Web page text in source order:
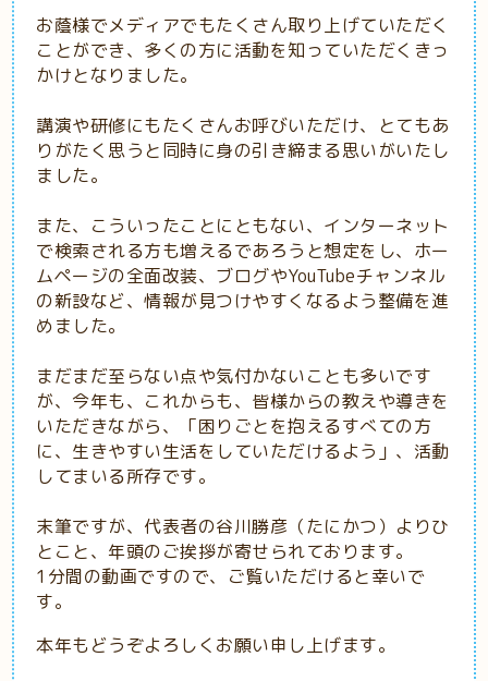
お蔭様でメディアでもたくさん取り上げていただく
ことができ、多くの方に活動を知っていただくきっ
かけとなりました。
講演や研修にもたくさんお呼びいただけ、とてもあ
りがたく思うと同時に身の引き締まる思いがいたし
ました。
また、こういったことにともない、インターネット
で検索される方も増えるであろうと想定をし、ホー
ムページの全面改装、ブログやYouTubeチャンネル
の新設など、情報が見つけやすくなるよう整備を進
めました。
まだまだ至らない点や気付かないことも多いです
が、今年も、これからも、皆様からの教えや導きを
いただきながら、「困りごとを抱えるすべての方
に、生きやすい生活をしていただけるよう」、活動
してまいる所存です。
末筆ですが、代表者の谷川勝彦（たにかつ）よりひ
とこと、年頭のご挨拶が寄せられております。
1分間の動画ですので、ご覧いただけると幸いで
す。
本年もどうぞよろしくお願い申し上げます。